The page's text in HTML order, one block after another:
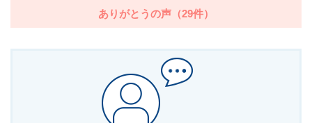
ありがとうの声（29件）